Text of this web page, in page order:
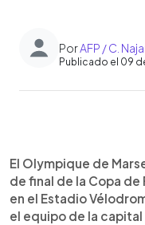
PorAFP / C.
Publicado el 09
Escuchar
El Olympique de
de final de la Copa de
en el Estadio
el equipo de la capital